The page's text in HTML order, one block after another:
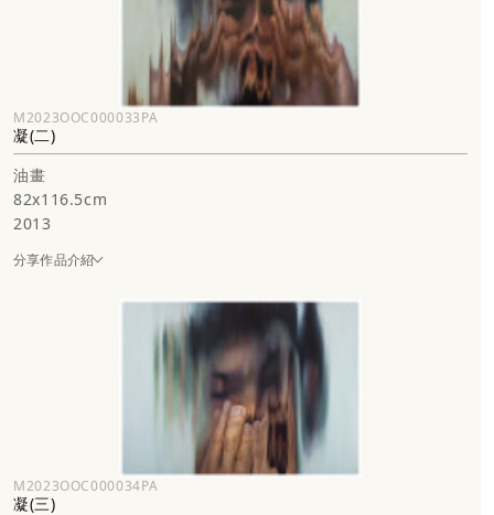
M2023OOC000033PA
凝(二)
油畫
82x116.5cm
2013
分享作品介紹
M2023OOC000034PA
凝(三)